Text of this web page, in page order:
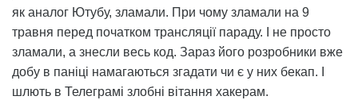
як аналог Ютубу, зламали. При чому зламали на 9
травня перед початком трансляції параду. І не просто
зламали, а знесли весь код. Зараз його розробники вже
добу в паніці намагаються згадати чи є у них бекап. І
шлють в Телеграмі злобні вітання хакерам.